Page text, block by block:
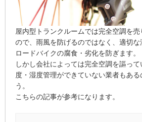
屋内型トランクルームでは完全空調を
ので、雨風を防げるのではなく、適切な
ロードバイクの腐食・劣化を防ぎます。
しかし会社によっては完全空調を謳っ
度・湿度管理ができていない業者もある
う。
こちらの記事が参考になります。